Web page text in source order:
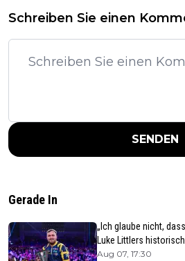
Schreiben Sie einen
SENDEN
Gerade In
„Ich glaube nicht,
Luke Littlers
Aug 07, 17:30